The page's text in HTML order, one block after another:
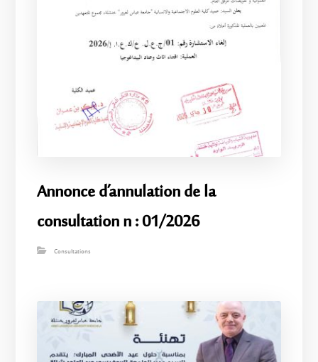
Annonce d’annulation de la
consultation n : 01/2026
Consultations